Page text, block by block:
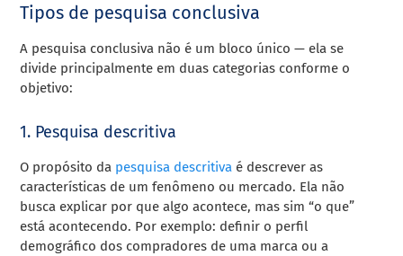
Tipos de pesquisa conclusiva
A pesquisa conclusiva não é um bloco único — ela se
divide principalmente em duas categorias conforme o
objetivo:
1. Pesquisa descritiva
O propósito da pesquisa descritiva é descrever as
características de um fenômeno ou mercado. Ela não
busca explicar por que algo acontece, mas sim “o que”
está acontecendo. Por exemplo: definir o perfil
demográfico dos compradores de uma marca ou a